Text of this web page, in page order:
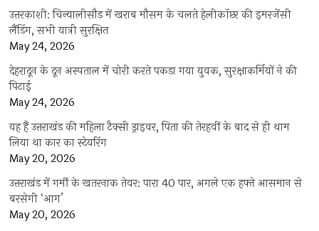
उत्तरकाशी: चिन्यालीसौड़ में खराब मौसम के चलते हेलीकॉप्टर की इमरजेंसी
लैंडिंग, सभी यात्री सुरक्षित
May 24, 2026
देहरादून के दून अस्पताल में चोरी करते पकड़ा गया युवक, सुरक्षाकर्मियों ने की
पिटाई
May 24, 2026
यह हैं उत्तराखंड की महिला टैक्सी ड्राइवर, पिता की तेरहवीं के बाद से ही थाम
लिया था कार का स्टेयरिंग
May 20, 2026
उत्तराखंड में गर्मी के खतरनाक तेवर: पारा 40 पार, अगले एक हफ्ते आसमान से
बरसेगी ‘आग’
May 20, 2026